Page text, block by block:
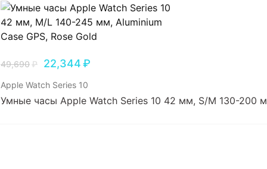
49,690₽ 22,344₽
Apple Watch Series 10
Умные часы Apple Watch Series 10 42 мм, S/M 130-200